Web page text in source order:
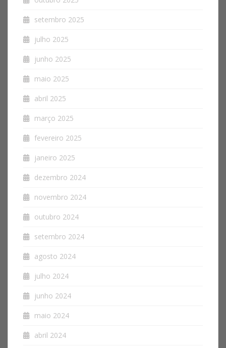
setembro 2025
julho 2025
junho 2025
maio 2025
abril 2025
março 2025
fevereiro 2025
janeiro 2025
dezembro 2024
novembro 2024
outubro 2024
setembro 2024
agosto 2024
julho 2024
junho 2024
maio 2024
abril 2024